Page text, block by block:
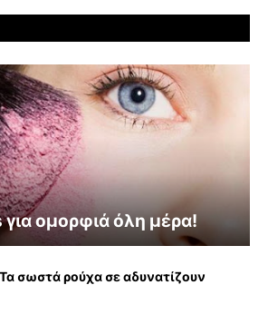
ομορφιά όλη μέρα!
Τα σωστά ρούχα σε αδυνατίζουν